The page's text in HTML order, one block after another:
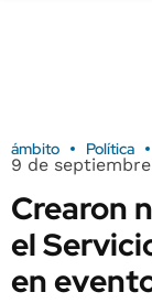
ámbito Política
9 de
Crearon
el
en